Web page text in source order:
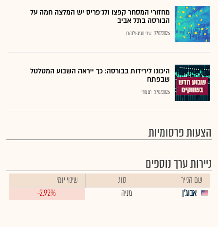
מחזורי המסחר קפצו ולג'פריס יש המלצה חמה על
הבורסה בתל אביב
27.07.2026 שירי חביב-ולדהורן
היכונו לירידות בבורסה: כך ייראה השבוע המטלטל
שבפתח
27.07.2026 רם מורי
הצעות פרסומיות
ניירות ערך נוספים
שם הנייר סוג
שינוי יומי
אבוג'ן
מניה -2.92%